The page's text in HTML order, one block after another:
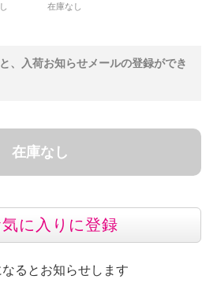
在庫なし
、入荷お知らせメールの登録ができ
在庫なし
に入りに登録
るとお知らせします